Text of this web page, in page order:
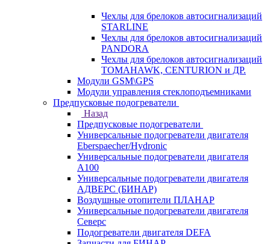
Чехлы для брелоков автосигнализаций
STARLINE
Чехлы для брелоков автосигнализаций
PANDORA
Чехлы для брелоков автосигнализаций
TOMAHAWK, CENTURION и ДР.
Модули GSM\GPS
Модули управления стеклоподъемниками
Предпусковые подогреватели
Назад
Предпусковые подогреватели
Универсальные подогреватели двигателя
Eberspaecher/Hydronic
Универсальные подогреватели двигателя
A100
Универсальные подогреватели двигателя
АДВЕРС (БИНАР)
Воздушные отопители ПЛАНАР
Универсальные подогреватели двигателя
Северс
Подогреватели двигателя DEFA